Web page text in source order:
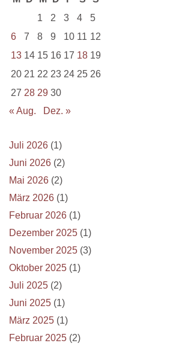
1
2 3 4
5
6
7 8 9 10 11 12
13 14 15 16 17 18 19
20 21 22 23 24 25 26
27 28 29 30
« Aug.
Dez. »
Juli 2026 (1)
Juni 2026 (2)
Mai 2026 (2)
März 2026 (1)
Februar 2026 (1)
Dezember 2025 (1)
November 2025 (3)
Oktober 2025 (1)
Juli 2025 (2)
Juni 2025 (1)
März 2025 (1)
Februar 2025 (2)